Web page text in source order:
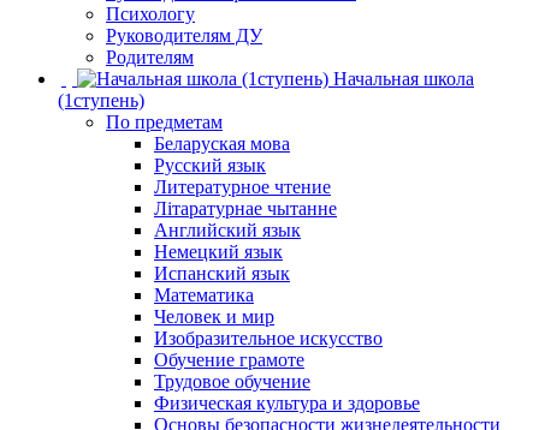
Психологу
Руководителям ДУ
Родителям
Начальная школа
(1ступень)
По предметам
Беларуская мова
Русский язык
Литературное чтение
Літаратурнае чытанне
Английский язык
Немецкий язык
Испанский язык
Математика
Человек и мир
Изобразительное искусство
Обучение грамоте
Трудовое обучение
Физическая культура и здоровье
Основы безопасности жизнедеятельности